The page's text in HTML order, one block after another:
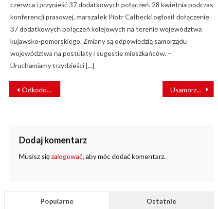
czerwca i przynieść 37 dodatkowych połączeń. 28 kwietnia podczas
konferencji prasowej, marszałek Piotr Całbecki ogłosił dołączenie
37 dodatkowych połączeń kolejowych na terenie województwa
kujawsko-pomorskiego. Zmiany są odpowiedzią samorządu
województwa na postulaty i sugestie mieszkańców. –
Uruchamiamy trzydzieści […]
NAWIGACJA
WPISU
Odkodowanie matrycy ryzyk kluczem do sukcesu inwestycji Usamorządowienie i integracja kolei
Dodaj komentarz
Musisz sięzalogować, aby móc dodać komentarz.
Popularne Ostatnie